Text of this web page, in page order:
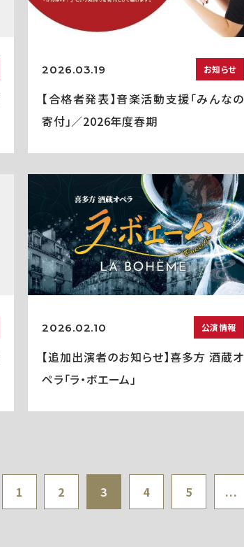
2026.03.19 お知らせ
【合格者発表】音楽活動支援「みんなの
寄付」／2026年度春期
2026.02.10 公演情報
【追加出演者のお知らせ】喜多方 酒蔵オ
ペラ「ラ・ボエーム」
1 2 3 4 5 ...